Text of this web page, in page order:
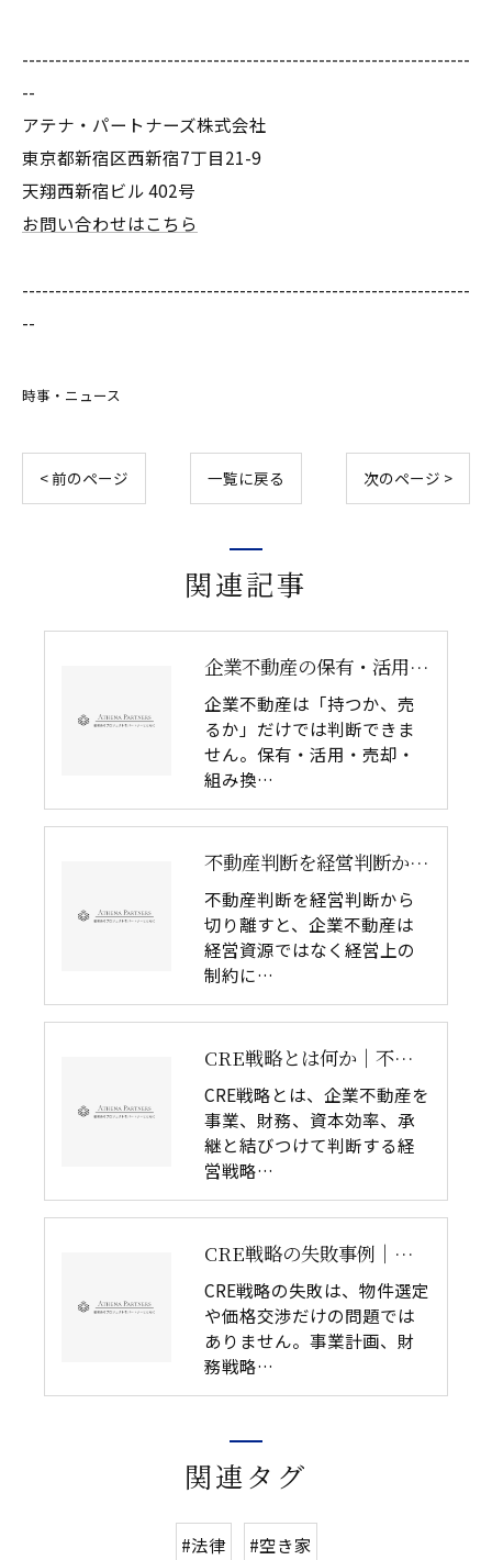
--------------------------------------------------------------------
--
アテナ・パートナーズ株式会社
東京都新宿区西新宿7丁目21-9
天翔西新宿ビル 402号
お問い合わせはこちら
--------------------------------------------------------------------
--
時事・ニュース
< 前のページ 一覧に戻る 次のページ >
関連記事
企業不動産の保有・活用・売却・組み換えをどう比較するか｜CRE戦略の8つの評価軸
企業不動産は「持つか、売
るか」だけでは判断できま
せん。保有・活用・売却・
組み換…
不動産判断を経営判断から切り離してはいけない理由｜企業不動産を物件単体で考えるリスク
不動産判断を経営判断から
切り離すと、企業不動産は
経営資源ではなく経営上の
制約に…
CRE戦略とは何か｜不動産判断と経営判断の分断が失敗を生む理由
CRE戦略とは、企業不動産を
事業、財務、資本効率、承
継と結びつけて判断する経
営戦略…
CRE戦略の失敗事例｜経営目的と不動産判断が分断すると何が起きるか
CRE戦略の失敗は、物件選定
や価格交渉だけの問題では
ありません。事業計画、財
務戦略…
関連タグ
#法律 #空き家